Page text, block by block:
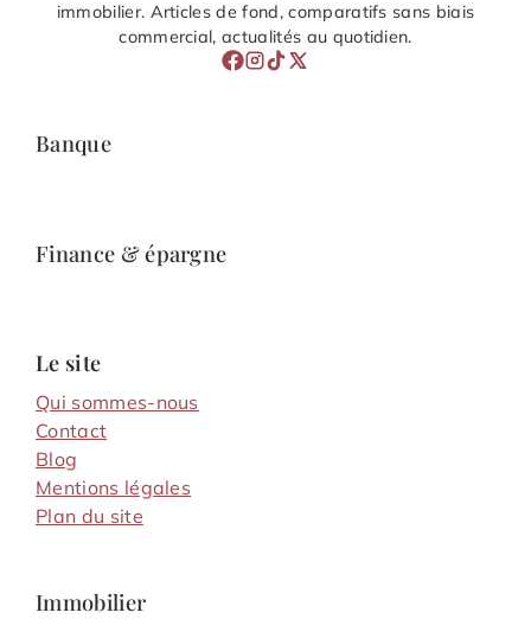
immobilier. Articles de fond, comparatifs sans biais
commercial, actualités au quotidien.
Banque
Finance & épargne
Le site
Qui sommes-nous
Contact
Blog
Mentions légales
Plan du site
Immobilier